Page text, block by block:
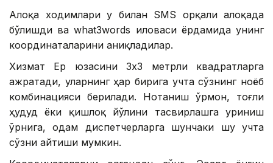
Алоқа ходимлари у билан SМS орқали алоқада
бўлишди ва what3words иловаси ёрдамида унинг
координаталарини аниқладилар.
Хизмат Ер юзасини 3х3 метрли квадратларга
ажратади, уларнинг ҳар бирига учта сўзнинг ноёб
комбинацияси берилади. Нотаниш ўрмон, тоғли
ҳудуд ёки қишлоқ йўлини тасвирлашга уриниш
ўрнига, одам диспетчерларга шунчаки шу учта
сўзни айтиши мумкин.